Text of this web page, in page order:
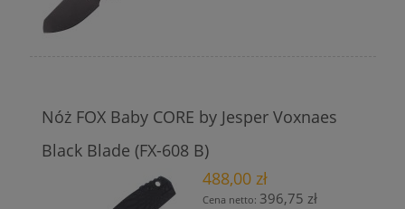
Nóż FOX Baby CORE by Jesper Voxnaes
Black Blade (FX-608 B)
488,00 zł
Cena netto: 396,75 zł